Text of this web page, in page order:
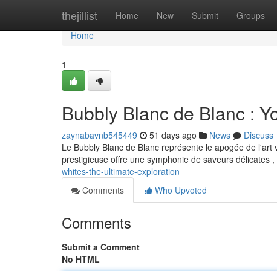
thejillist Home New Submit Groups
Home
Home
1
Bubbly Blanc de Blanc :
zaynabavnb545449 51 days ago News
Discuss
Le Bubbly Blanc de Blanc représente le apogée de
prestigieuse offre une symphonie de saveurs délicates
whites-the-ultimate-exploration
Comments
Who Upvoted
Comments
Submit a Comment
No HTML